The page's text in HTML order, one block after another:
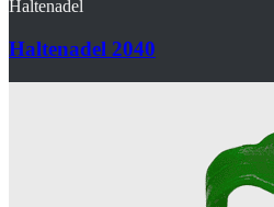
Haltenadel
Haltenadel 2040